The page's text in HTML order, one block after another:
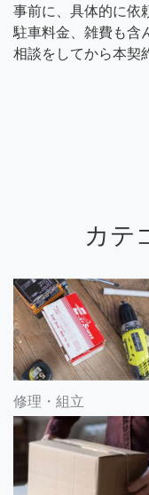
事前に、具体的に依
駐車料金、雑費も含
相談をしてから本契
カテ
修理・組立